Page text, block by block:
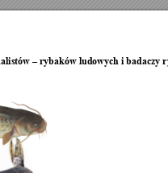
– rybaków ludowych i badaczy